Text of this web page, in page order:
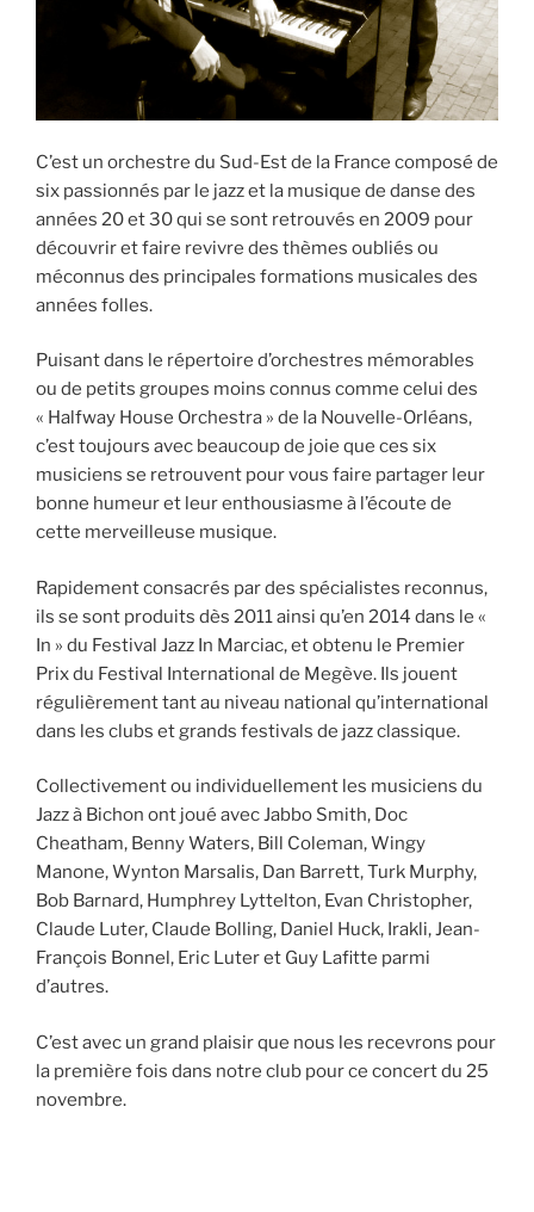
C’est un orchestre du Sud-Est de la France composé de
six passionnés par le jazz et la musique de danse des
années 20 et 30 qui se sont retrouvés en 2009 pour
découvrir et faire revivre des thèmes oubliés ou
méconnus des principales formations musicales des
années folles.
Puisant dans le répertoire d’orchestres mémorables
ou de petits groupes moins connus comme celui des
« Halfway House Orchestra » de la Nouvelle-Orléans,
c’est toujours avec beaucoup de joie que ces six
musiciens se retrouvent pour vous faire partager leur
bonne humeur et leur enthousiasme à l’écoute de
cette merveilleuse musique.
Rapidement consacrés par des spécialistes reconnus,
ils se sont produits dès 2011 ainsi qu’en 2014 dans le «
In » du Festival Jazz In Marciac, et obtenu le Premier
Prix du Festival International de Megève. Ils jouent
régulièrement tant au niveau national qu’international
dans les clubs et grands festivals de jazz classique.
Collectivement ou individuellement les musiciens du
Jazz à Bichon ont joué avec Jabbo Smith, Doc
Cheatham, Benny Waters, Bill Coleman, Wingy
Manone, Wynton Marsalis, Dan Barrett, Turk Murphy,
Bob Barnard, Humphrey Lyttelton, Evan Christopher,
Claude Luter, Claude Bolling, Daniel Huck, Irakli, Jean-
François Bonnel, Eric Luter et Guy Lafitte parmi
d’autres.
C’est avec un grand plaisir que nous les recevrons pour
la première fois dans notre club pour ce concert du 25
novembre.